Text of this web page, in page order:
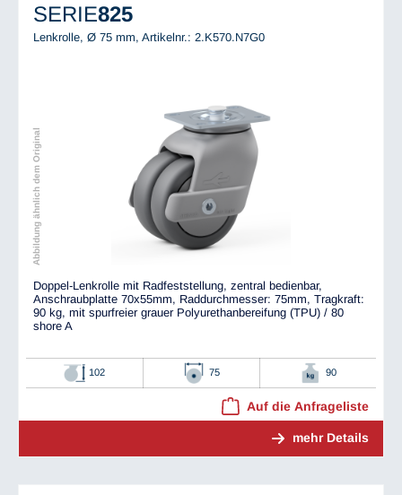
SERIE825
Lenkrolle, Ø 75 mm, Artikelnr.: 2.K570.N7G0
Abbildung ähnlich dem Original
Doppel-Lenkrolle mit Radfeststellung, zentral bedienbar,
Anschraubplatte 70x55mm, Raddurchmesser: 75mm, Tragkraft:
90 kg, mit spurfreier grauer Polyurethanbereifung (TPU) / 80
shore A
102 75 90
Auf die Anfrageliste
mehr Details